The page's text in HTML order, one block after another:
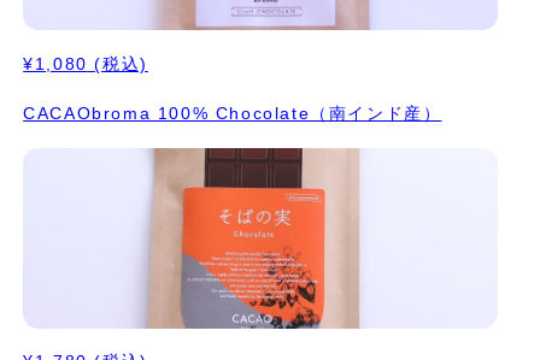
¥1,080 (税込)
CACAObroma 100% Chocolate（南インド産）